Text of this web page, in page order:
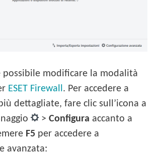
possibile modificare la modalità
ESET Firewall . Per accedere a
dettagliate, fare clic sull’icona a
>Configura accanto a
F5 per accedere a
avanzata: